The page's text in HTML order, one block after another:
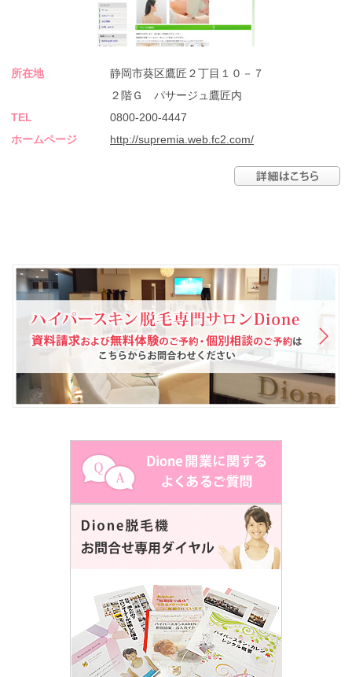
所在地
静岡市葵区鷹匠２丁目１０－７
２階Ｇ パサージュ鷹匠内
TEL
0800-200-4447
ホームページ
http://supremia.web.fc2.com/